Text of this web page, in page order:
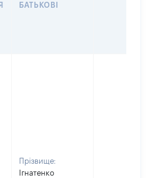
БАТЬКОВІ
Прізвище:
Ігнатенко